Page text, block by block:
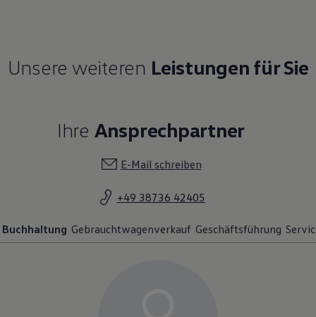
Unsere weiteren Leistungen für Sie
Ihre Ansprechpartner
E-Mail schreiben
+49 38736 42405
Buchhaltung Gebrauchtwagenverkauf Geschäftsführung